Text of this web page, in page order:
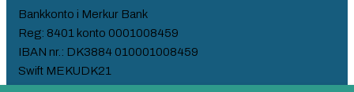
Bankkonto i Merkur Bank
Reg: 8401 konto 0001008459
IBAN nr.: DK3884 010001008459
Swift MEKUDK21